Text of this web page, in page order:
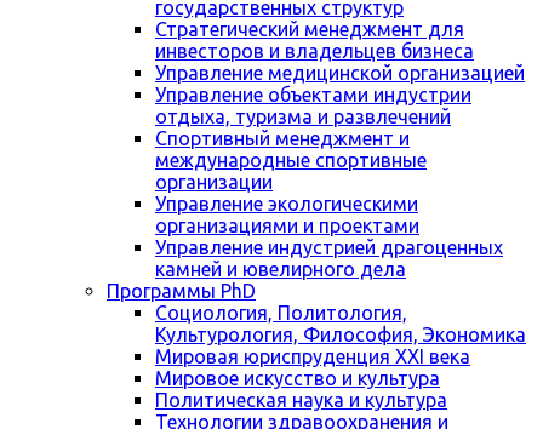
государственных структур
Стратегический менеджмент для
инвесторов и владельцев бизнеса
Управление медицинской организацией
Управление объектами индустрии
отдыха, туризма и развлечений
Спортивный менеджмент и
международные спортивные
организации
Управление экологическими
организациями и проектами
Управление индустрией драгоценных
камней и ювелирного дела
Программы PhD
Социология, Политология,
Культурология, Философия, Экономика
Мировая юриспруденция XXI века
Мировое искусство и культура
Политическая наука и культура
Технологии здравоохранения и